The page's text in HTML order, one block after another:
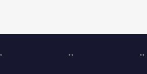
..
..